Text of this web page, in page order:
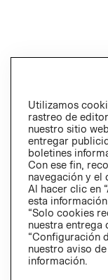
Perú (S/)
CAMBIAR REGIÓN
Utilizamos
rastreo de
nuestro sitio
entregar
boletines
Con ese fin,
navegación y el
Al hacer clic en
esta
“Solo cookies
nuestra entrega
“Configuración
nuestro aviso
información.